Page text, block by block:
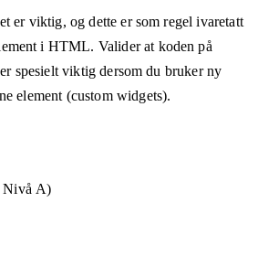
er viktig, og dette er som regel ivaretatt
i HTML. Valider at koden på
spesielt viktig dersom du bruker ny
element (custom widgets).
Nivå A)